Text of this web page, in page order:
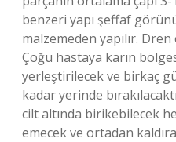
benzeri yapı şeffaf
malzemeden yapılır.
Çoğu hastaya karın
yerleştirilecek ve birkaç
kadar yerinde
cilt altında birikebilecek
emecek ve ortadan